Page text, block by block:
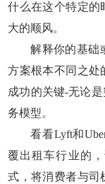
什么在这个特定的
大的顺风。
解释你的基础
方案根本不同之处
成功的关键-无论
务模型。
看看Lyft和
覆出租车行业的
式，将消费者与司